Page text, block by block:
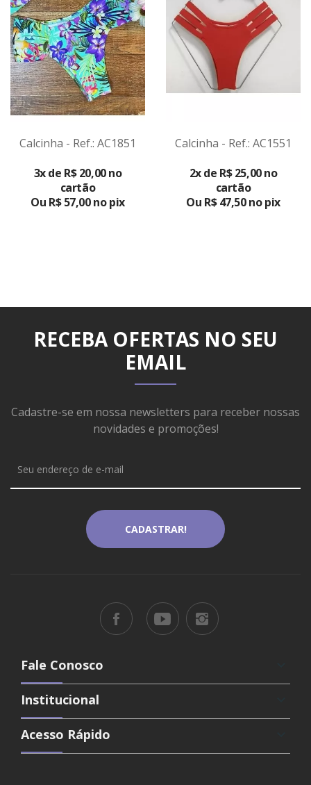
Calcinha - Ref.: AC1851
3x de R$ 20,00 no
cartão
Ou R$ 57,00 no pix
PRODUTO
Calcinha - Ref.: AC1551
2x de R$ 25,00 no
cartão
Ou R$ 47,50 no pix
PRODUTO
RECEBA OFERTAS NO SEU
EMAIL
Cadastre-se em nossa newsletters para receber nossas
novidades e promoções!
Fale Conosco
Institucional
Acesso Rápido